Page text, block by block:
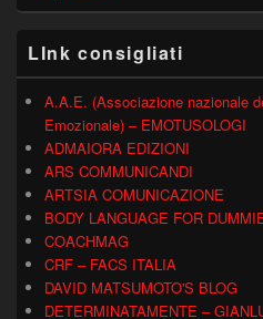
LInk consigliati
A.A.E. (Associazione nazionale
Emozionale) – EMOTUSOLOGI
ADMAIORA EDIZIONI
ARS COMMUNICANDI
ARTSIA COMUNICAZIONE
BODY LANGUAGE FOR
COACHMAG
CRF – FACS ITALIA
DAVID MATSUMOTO'S BLOG
DETERMINATAMENTE –